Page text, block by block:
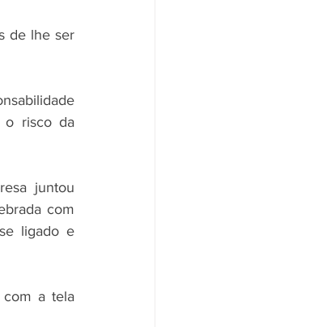
de lhe ser
o risco da
juntou
com
ligado e
com a tela